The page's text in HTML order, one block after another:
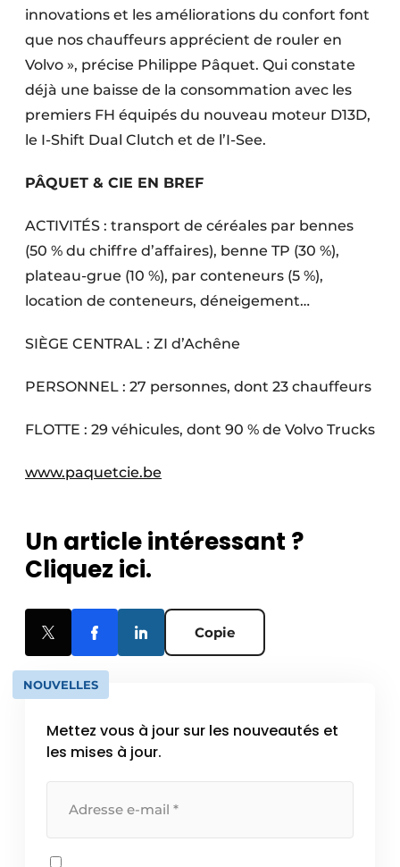
innovations et les améliorations du confort font
que nos chauffeurs apprécient de rouler en
Volvo », précise Philippe Pâquet. Qui constate
déjà une baisse de la consommation avec les
premiers FH équipés du nouveau moteur D13D,
le I-Shift Dual Clutch et de l’I-See.
PÂQUET & CIE EN BREF
ACTIVITÉS : transport de céréales par bennes
(50 % du chiffre d’affaires), benne TP (30 %),
plateau-grue (10 %), par conteneurs (5 %),
location de conteneurs, déneigement…
SIÈGE CENTRAL : ZI d’Achêne
PERSONNEL : 27 personnes, dont 23 chauffeurs
FLOTTE : 29 véhicules, dont 90 % de Volvo Trucks
www.paquetcie.be
Un article intéressant ?
Cliquez ici.
Copie
NOUVELLES
Mettez vous à jour sur les nouveautés et
les mises à jour.